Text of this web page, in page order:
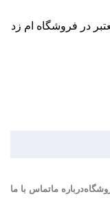
در فروشگاه ام زد
درباره ماتماس با ما